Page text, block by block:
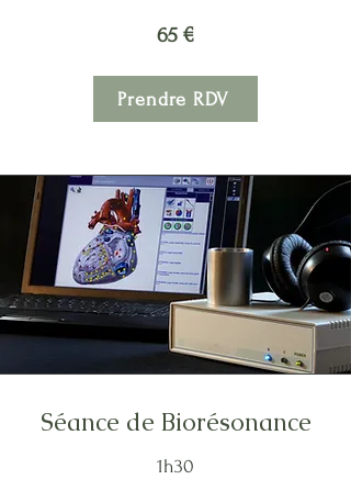
65 €
Prendre RDV
Séance de Biorésonance
1h30